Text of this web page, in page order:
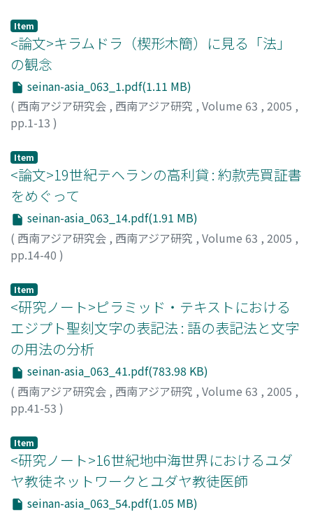
Item
<論文>キラムドラ（楔形木簡）に見る「法」
の観念
seinan-asia_063_1.pdf(1.11 MB)
( 西南アジア研究会 , 西南アジア研究 , Volume 63 , 2005 ,
pp.1-13 )
Item
<論文>19世紀テヘランの高利貸 : 約款売買証書
をめぐって
seinan-asia_063_14.pdf(1.91 MB)
( 西南アジア研究会 , 西南アジア研究 , Volume 63 , 2005 ,
pp.14-40 )
Item
<研究ノート>ピラミッド・テキストにおける
エジプト聖刻文字の表記法 : 語の表記法と文字
の用法の分析
seinan-asia_063_41.pdf(783.98 KB)
( 西南アジア研究会 , 西南アジア研究 , Volume 63 , 2005 ,
pp.41-53 )
Item
<研究ノート>16世紀地中海世界におけるユダ
ヤ教徒ネットワークとユダヤ教徒医師
seinan-asia_063_54.pdf(1.05 MB)